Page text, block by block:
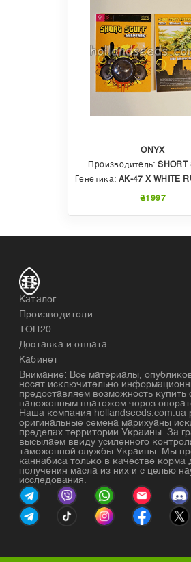
ONYX
Производитель:SHORT
Генетика: AK-47 X WHITE
₴1997
Каталог
Производители
ТОП20
Доставка и оплата
Кабинет
Внимание: Все материалы,
носят исключительно
предоставляем возможность купить
наложенным платежом через
Наша компания hollandseeds.com.ua
оригинальные семена марихуаны
пределах территории Украины. За
высылаем ввиду усиленного
таможенной службы Украины. Мы
каннабиса только в качестве корма
получения масла из них и с целью
исследования.